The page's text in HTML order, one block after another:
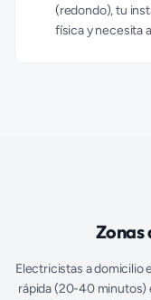
(redondo), tu
física y necesita
Zonas
Electricistas a domicilio
rápida (20-40 minutos)